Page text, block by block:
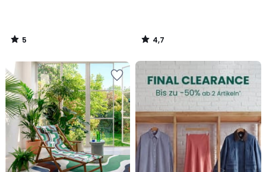
5
/
4,7
/
FINAL
CLEARANCE